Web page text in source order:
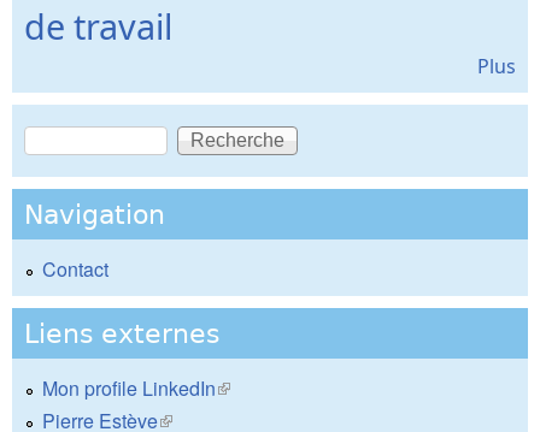
de travail
Plus
Formulaire de recherche
Recherche
Navigation
Contact
Liens externes
Mon profile LinkedIn(le lien est externe)
Pierre Estève(le lien est externe)